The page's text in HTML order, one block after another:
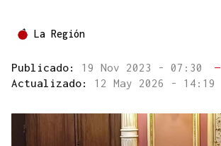
La Región
Publicado: 19 Nov 2023 - 07:30
—
Actualizado: 12 May 2026 - 14:19